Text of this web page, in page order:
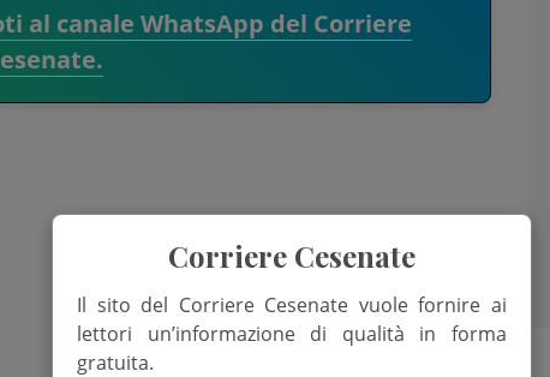
al canale WhatsApp del Corriere
Corriere Cesenate
Il sito del Corriere Cesenate vuole fornire ai
lettori un’informazione di qualità in forma
gratuita.